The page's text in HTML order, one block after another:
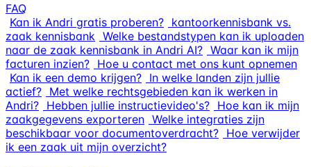
FAQ
Kan ik Andri gratis proberen? kantoorkennisbank vs.
zaak kennisbank Welke bestandstypen kan ik uploaden
naar de zaak kennisbank in Andri AI? Waar kan ik mijn
facturen inzien? Hoe u contact met ons kunt opnemen
Kan ik een demo krijgen? In welke landen zijn jullie
actief? Met welke rechtsgebieden kan ik werken in
Andri? Hebben jullie instructievideo's? Hoe kan ik mijn
zaakgegevens exporteren Welke integraties zijn
beschikbaar voor documentoverdracht? Hoe verwijder
ik een zaak uit mijn overzicht?